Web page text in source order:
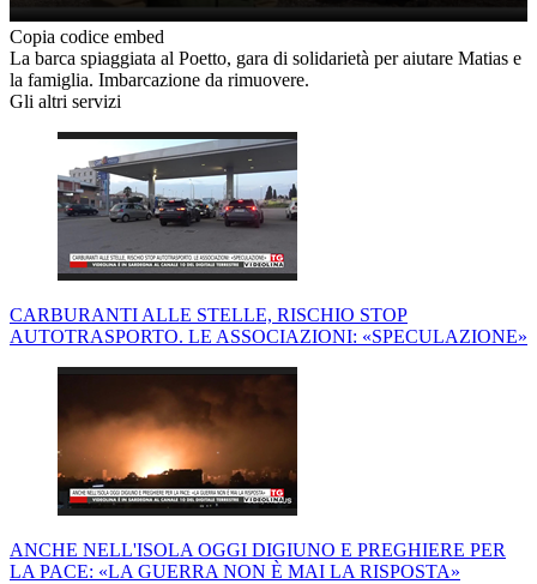
Copia codice embed
La barca spiaggiata al Poetto, gara di solidarietà per aiutare Matias e
la famiglia. Imbarcazione da rimuovere.
Gli altri servizi
CARBURANTI ALLE STELLE, RISCHIO STOP
AUTOTRASPORTO. LE ASSOCIAZIONI: «SPECULAZIONE»
ANCHE NELL'ISOLA OGGI DIGIUNO E PREGHIERE PER
LA PACE: «LA GUERRA NON È MAI LA RISPOSTA»